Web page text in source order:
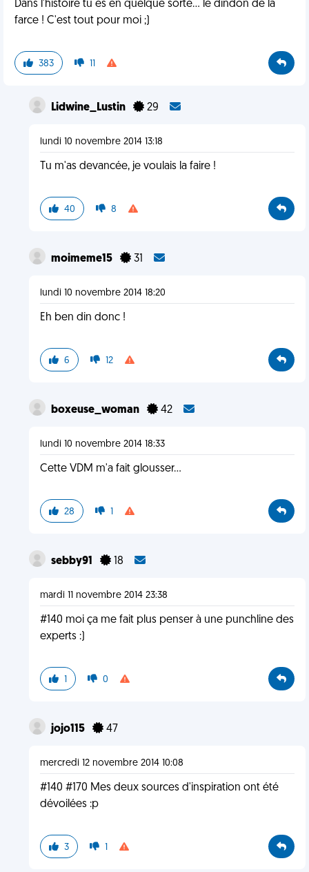
Dans l'histoire tu es en quelque sorte... le dindon de la
farce ! C'est tout pour moi ;)
383 11
Lidwine_Lustin 29
lundi 10 novembre 2014 13:18
Tu m'as devancée, je voulais la faire !
40 8
moimeme15 31
lundi 10 novembre 2014 18:20
Eh ben din donc !
6 12
boxeuse_woman 42
lundi 10 novembre 2014 18:33
Cette VDM m'a fait glousser...
28 1
sebby91 18
mardi 11 novembre 2014 23:38
#140 moi ça me fait plus penser à une punchline des
experts :)
1 0
jojo115 47
mercredi 12 novembre 2014 10:08
#140 #170 Mes deux sources d'inspiration ont été
dévoilées :p
3 1